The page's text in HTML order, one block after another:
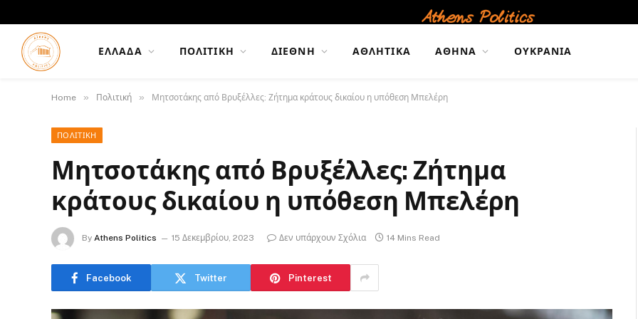
ΕΛΛΆΔΑ ΠΟΛΙΤΙΚΉ ΔΙΕΘΝΉ ΑΘΛΗΤΙΚΆ ΑΘΉΝΑ ΟΥΚΡΑΝΊΑ
Home » Πολιτική » Μητσοτάκης από Βρυξέλλες: Ζήτημα κράτους δικαίου η υπόθεση Μπελέρη
ΠΟΛΙΤΙΚΉ
Μητσοτάκης από Βρυξέλλες: Ζήτημα
κράτους δικαίου η υπόθεση Μπελέρη
By Athens Politics 15 Δεκεμβρίου, 2023 Δεν υπάρχουν Σχόλια 14 Mins Read
Facebook Twitter Pinterest